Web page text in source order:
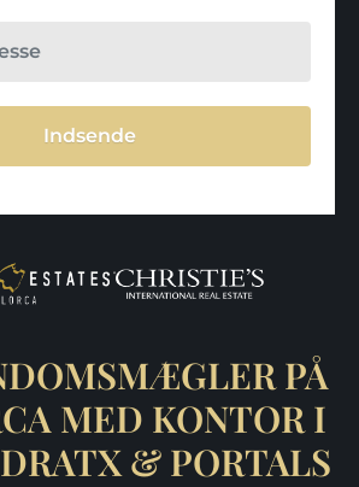
Indsende
PÅ
MED KONTOR I
& PORTALS